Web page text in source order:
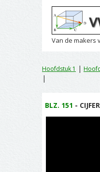
Van de makers
Hoofdstuk 1 |
|
BLZ. 151 -